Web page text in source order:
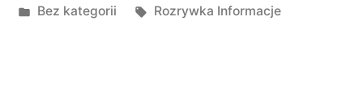
by
Posted
Bez kategorii Tagi:
Rozrywka Informacje